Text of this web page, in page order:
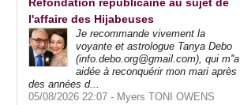
l'affaire des Hijabeuses
Je recommande vivement la
voyante et astrologue Tanya Debo
(info.debo.org@gmail.com), qui m''a
aidée à reconquérir mon mari après
des années d...
05/08/2026 22:07 - Myers TONI OWENS